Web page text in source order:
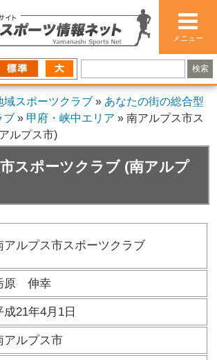
メニュー
域スポーツクラブ » あなたの街の総合型
ブ » 甲府・峡中エリア »南アルプス市ス
ルプス市)
スポーツクラブ (南アルプ
アルプス市スポーツクラブ
原 伸幸
成21年4月1日
アルプス市